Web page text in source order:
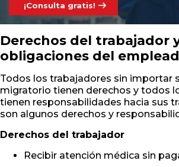
¡Consulta gratis!
Derechos del trabajador
obligaciones del
Todos los trabajadores sin importar
migratorio tienen derechos y todos
tienen responsabilidades hacia sus
son algunos derechos y
Derechos del trabajador
Recibir atención médica sin